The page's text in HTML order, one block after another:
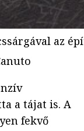
az
a tájat is. A
fekvő